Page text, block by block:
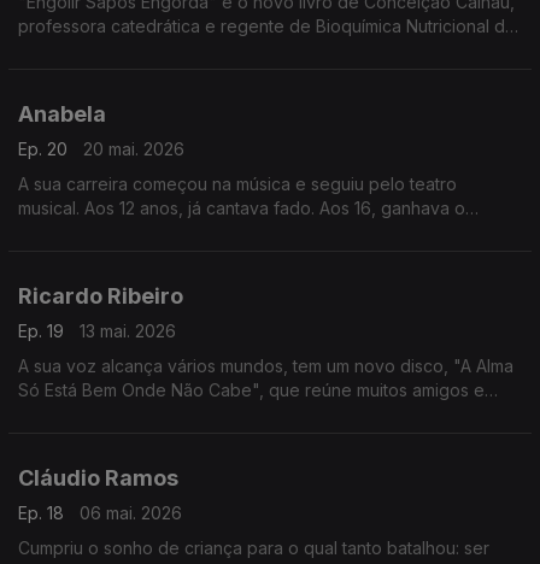
professora catedrática e regente de Bioquímica Nutricional do
Anabela
Ep. 20
20 mai. 2026
A sua carreira começou na música e seguiu pelo teatro
musical. Aos 12 anos, já cantava fado. Aos 16, ganhava o
Ricardo Ribeiro
Ep. 19
13 mai. 2026
A sua voz alcança vários mundos, tem um novo disco, "A Alma
Só Está Bem Onde Não Cabe", que reúne muitos amigos e
Cláudio Ramos
Ep. 18
06 mai. 2026
Cumpriu o sonho de criança para o qual tanto batalhou: ser